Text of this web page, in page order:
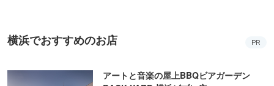
横浜でおすすめのお店 PR
アートと音楽の屋上BBQビアガーデン